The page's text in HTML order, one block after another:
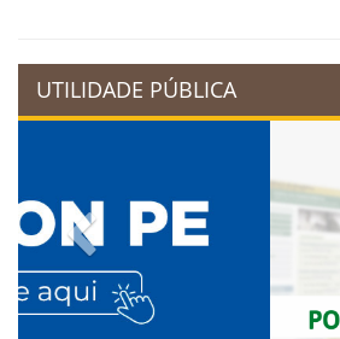
UTILIDADE PÚBLICA
Previous